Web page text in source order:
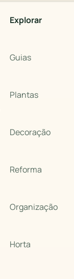
Explorar
Guias
Plantas
Decoração
Reforma
Organização
Horta